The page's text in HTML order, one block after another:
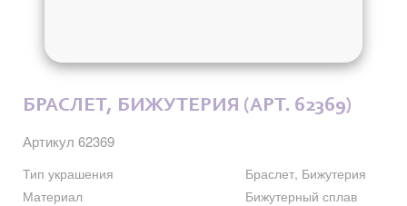
БРАСЛЕТ, БИЖУТЕРИЯ (АРТ. 62369)
Артикул 62369
Тип украшения
Браслет, Бижутерия
Материал
Бижутерный сплав